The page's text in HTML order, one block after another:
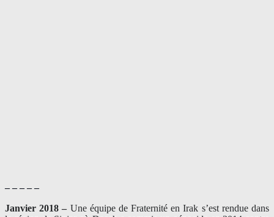
– – – – –
Janvier 2018 – Une équipe de Fraternité en Irak s’est rendue dans